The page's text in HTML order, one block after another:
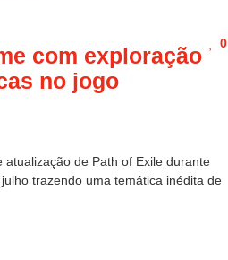
0
com exploração
no jogo
de Path of Exile durante
trazendo uma temática inédita de